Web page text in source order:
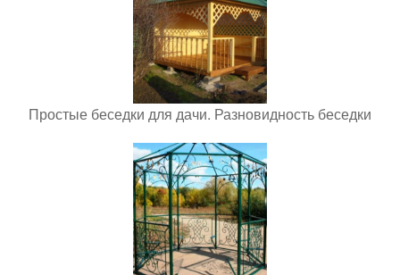
Простые беседки для дачи. Разновидность беседки